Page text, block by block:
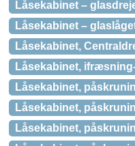
Låsekabinet –
Låsekabinet –
Låsekabinet,
Låsekabinet,
Låsekabinet,
Låsekabinet,
Låsekabinet,